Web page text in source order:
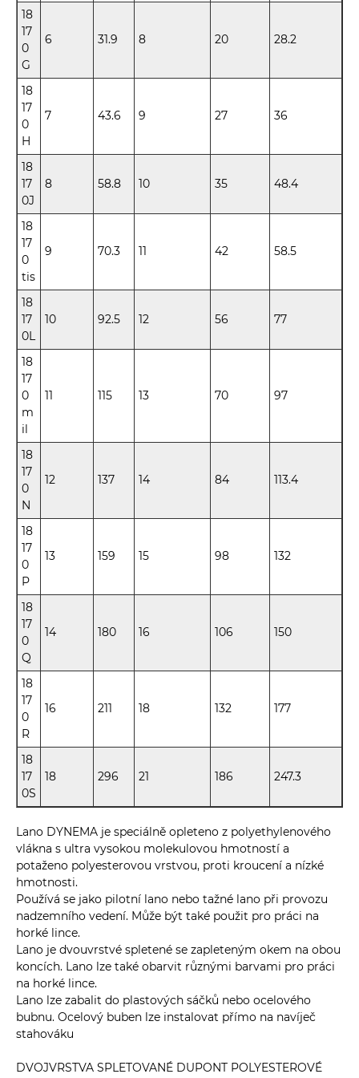
18
17
0
G
6 31.9 8 20 28.2
18
17
0
H
7 43.6 9 27 36
18
17
0J
8 58.8 10 35 48.4
18
17
0
tis
9 70.3 11 42 58.5
18
17
0L
10 92.5 12 56 77
18
17
0
m
il
11 115 13 70 97
18
17
0
N
12 137 14 84 113.4
18
17
0
P
13 159 15 98 132
18
17
0
Q
14 180 16 106 150
18
17
0
R
16 211 18 132 177
18
17
0S
18 296 21 186 247.3
Lano DYNEMA je speciálně opleteno z polyethylenového
vlákna s ultra vysokou molekulovou hmotností a
potaženo polyesterovou vrstvou, proti kroucení a nízké
hmotnosti.
Používá se jako pilotní lano nebo tažné lano při provozu
nadzemního vedení. Může být také použit pro práci na
horké lince.
Lano je dvouvrstvé spletené se zapleteným okem na obou
koncích. Lano lze také obarvit různými barvami pro práci
na horké lince.
Lano lze zabalit do plastových sáčků nebo ocelového
bubnu. Ocelový buben lze instalovat přímo na navíječ
stahováku
DVOJVRSTVA SPLETOVANÉ DUPONT POLYESTEROVÉ